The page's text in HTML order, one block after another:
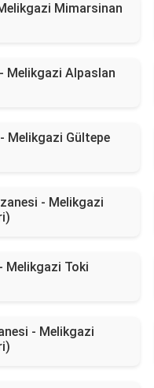
Mimarsinan
Melikgazi Alpaslan
Melikgazi Gültepe
- Melikgazi
Melikgazi Toki
- Melikgazi